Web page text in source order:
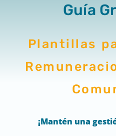
Guía
Plantillas
¡Mantén una